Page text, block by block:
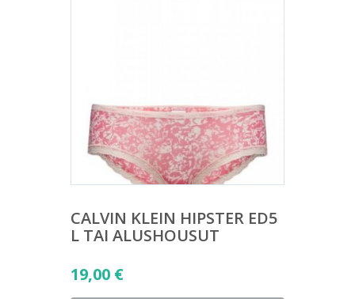
CALVIN KLEIN HIPSTER ED5
L TAI ALUSHOUSUT
19,00 €